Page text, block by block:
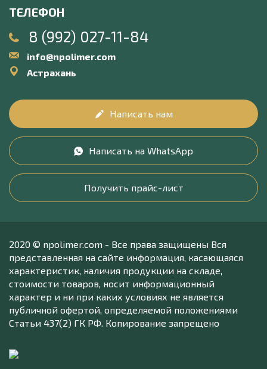
ТЕЛЕФОН
8 (992) 027-11-84
info@npolimer.com
Астрахань
Написать нам
Написать на WhatsApp
Получить прайс-лист
2020 © npolimer.com - Все права защищены Вся
представленная на сайте информация, касающаяся
характеристик, наличия продукции на складе,
стоимости товаров, носит информационный
характер и ни при каких условиях не является
публичной офертой, определяемой положениями
Статьи 437(2) ГК РФ. Копирование запрещено